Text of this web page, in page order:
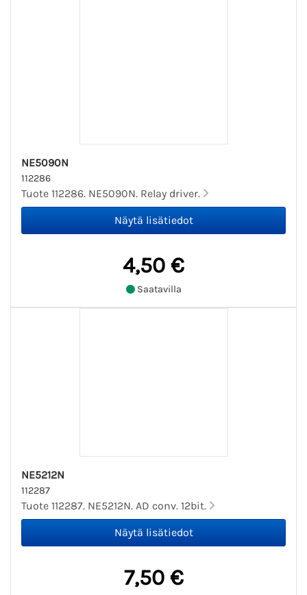
NE5090N
112286
Tuote 112286. NE5090N. Relay driver.
4,50 €
Saatavilla
NE5212N
112287
Tuote 112287. NE5212N. AD conv. 12bit.
7,50 €